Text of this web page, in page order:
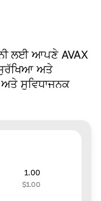
ਲਈ ਆਪਣੇ AVAX
ਅਤੇ
ਸੁਵਿਧਾਜਨਕ
1.00
$1.00